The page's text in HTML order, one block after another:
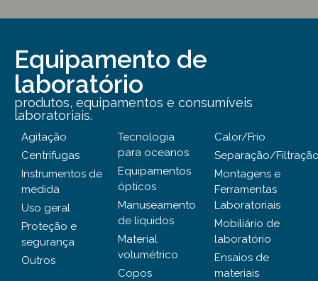
Equipamento de
laboratório
produtos, equipamentos e consumíveis
laboratoriais.
Agitação
Centrífugas
Instrumentos de
medida
Uso geral
Proteção e
segurança
Outros
Tecnologia
para oceanos
Equipamentos
ópticos
Manuseamento
de líquidos
Material
volumétrico
Copos
Calor/Frio
Separação/
Montagens e
Ferramentas
Laboratoriais
Mobiliário de
laboratório
Ensaios de
materiais